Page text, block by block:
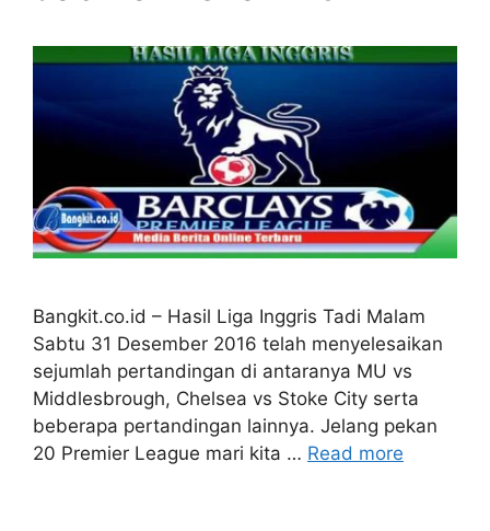
Bangkit.co.id – Hasil Liga Inggris Tadi Malam
Sabtu 31 Desember 2016 telah menyelesaikan
sejumlah pertandingan di antaranya MU vs
Middlesbrough, Chelsea vs Stoke City serta
beberapa pertandingan lainnya. Jelang pekan
20 Premier League mari kita … Read more